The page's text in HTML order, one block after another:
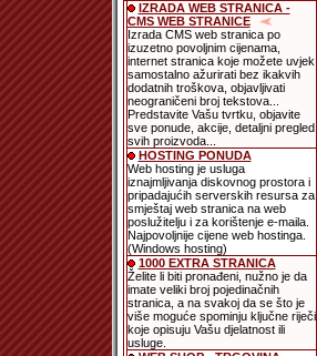
IZRADA WEB STRANICA -
CMS WEB STRANICE
Izrada CMS web stranica po
izuzetno povoljnim cijenama,
internet stranica koje možete uvjek
samostalno ažurirati bez ikakvih
dodatnih troškova, objavljivati
neograničeni broj tekstova...
Predstavite Vašu tvrtku, objavite
sve ponude, akcije, detaljni pregled
svih proizvoda...
HOSTING PONUDA
Web hosting je usluga
iznajmljivanja diskovnog prostora i
pripadajućih serverskih resursa za
smještaj web stranica na web
poslužitelju i za korištenje e-maila.
Najpovoljnije cijene web hostinga.
(Windows hosting)
1000 EXTRA STRANICA
Želite li biti pronađeni, nužno je da
imate veliki broj pojedinačnih
stranica, a na svakoj da se što je
više moguće spominju ključne riječi
koje opisuju Vašu djelatnost ili
usluge.